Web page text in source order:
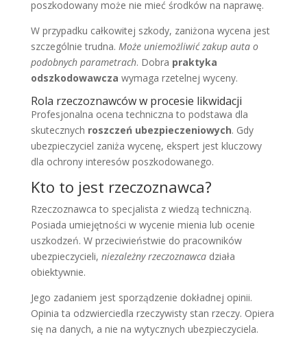
poszkodowany może nie mieć środków na naprawę.
W przypadku całkowitej szkody, zaniżona wycena jest
szczególnie trudna. Może uniemożliwić zakup auta o
podobnych parametrach. Dobra praktyka
odszkodowawcza wymaga rzetelnej wyceny.
Rola rzeczoznawców w procesie likwidacji
Profesjonalna ocena techniczna to podstawa dla
skutecznych roszczeń ubezpieczeniowych. Gdy
ubezpieczyciel zaniża wycenę, ekspert jest kluczowy
dla ochrony interesów poszkodowanego.
Kto to jest rzeczoznawca?
Rzeczoznawca to specjalista z wiedzą techniczną.
Posiada umiejętności w wycenie mienia lub ocenie
uszkodzeń. W przeciwieństwie do pracowników
ubezpieczycieli, niezależny rzeczoznawcadziała
obiektywnie.
Jego zadaniem jest sporządzenie dokładnej opinii.
Opinia ta odzwierciedla rzeczywisty stan rzeczy. Opiera
się na danych, a nie na wytycznych ubezpieczyciela.